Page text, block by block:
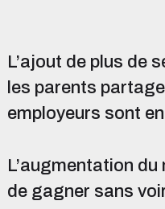
L’ajout de plus de
les parents
employeurs sont
L’augmentation
de gagner sans